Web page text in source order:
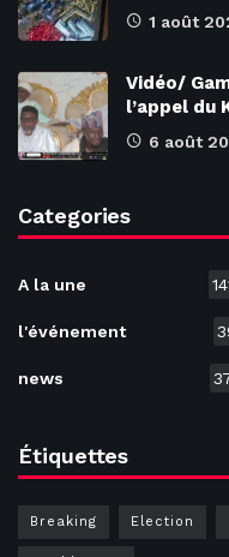
1 août
Vidéo/
l’appel du
6 août
Categories
A la une
l'événement
news
Étiquettes
Breaking Election